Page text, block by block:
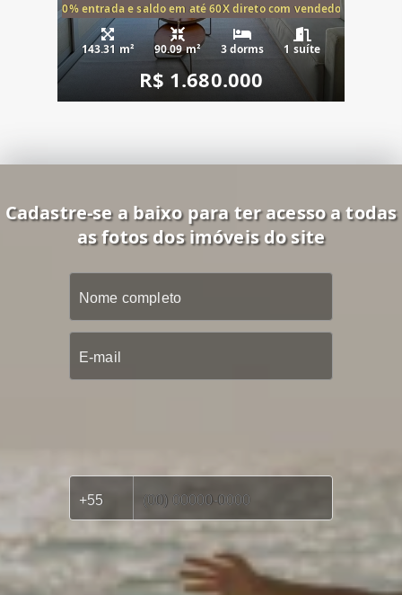
20% entrada e saldo em até 60X direto com vendedor
143.31 m² 90.09 m² 3 dorms 1 suíte
R$ 1.680.000
Cadastre-se a baixo para ter acesso a todas
as fotos dos imóveis do site